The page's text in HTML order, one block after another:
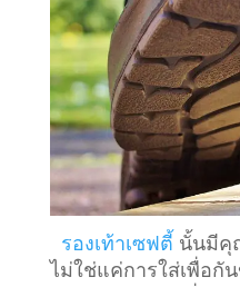
รองเท้าเซฟตี้ นั้นมีคุ
ไม่ใช่แค่การใส่เพื่อกั